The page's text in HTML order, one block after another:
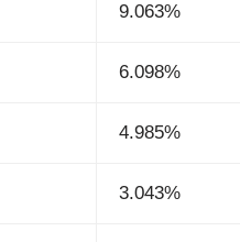
9.063%
6.098%
4.985%
3.043%